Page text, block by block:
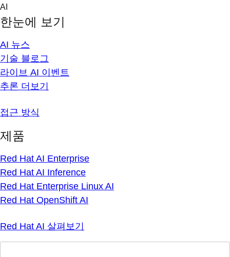
Skip
content
AI
한눈에 보기
AI 뉴스
기술 블로그
라이브 AI 이벤트
추론 더보기
접근 방식
제품
Red Hat AI Enterprise
Red Hat AI Inference
Red Hat Enterprise Linux AI
Red Hat OpenShift AI
Red Hat AI 살펴보기